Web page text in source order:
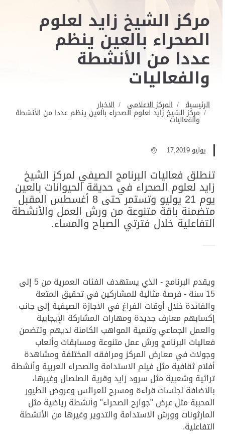
مركز الشيخ زايد لعلوم
الصحراء بالعين ينظم
عددا من الأنشطة
والفعاليات
الرئيسية المركز الاعلامى الاخبار
مركز الشيخ زايد لعلوم الصحراء بالعين ينظم عددا من الأنشطة
والفعاليات
يوليو 17,2019
تنطلق فعاليات البرنامج الصيفي لمركز الشيخ
زايد لعلوم الصحراء في حديقة الحيوانات بالعين
يوم 21 يوليو وتستمر حتى 8 أغسطس المقبل
متضمنة باقة متنوعة من ورش العمل والأنشطة
التفاعلية خلال فترتي الصباح والمساء.
ويقدم البرنامج - الذي يستهدف الفئات العمرية من 5 إلى
15 سنة - فرصة مثالية للمشاركين في تحقيق المتعة
والفائدة خلال أوقات الفراغ في الاجازة الصيفية إلى جانب
إكسابهم معارف جديدة ومهارات المشاركة الإيجابية
والعمل الجماعي وتنمية المواهب الكامنة لديهم وتتضمن
فعاليات البرنامج ورش عمل متنوعة ومسابقات وألعاب
وجولات في معارض المركز ومرافقه المختلفة ومشاهدة
أفلام ثقافية مثل فيلم الاستدامة والصحراء العربية وأنشطة
تراثية وشعبية مثل سرود زايد وقرية الصلصال وغيرها،
بالاضافة لجلسات قراءة ومسرح للعرائس وعروض الطيور
المحببة مثل عرض "جوارح الصحراء" وأنشطة رياضية مثل
المارثونات وورش الاستدامة والتدوير وغيرها من الأنشطة
التفاعلية.